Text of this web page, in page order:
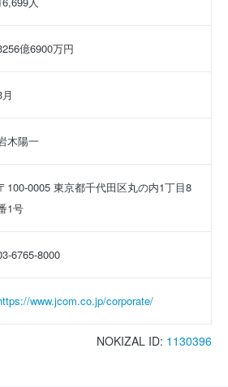
億6900万円
木陽一
100-0005 東京都千代田区丸の内1丁目8
1号
6765-8000
www.jcom.co.jp/corporate/
NOKIZAL ID: 1130396